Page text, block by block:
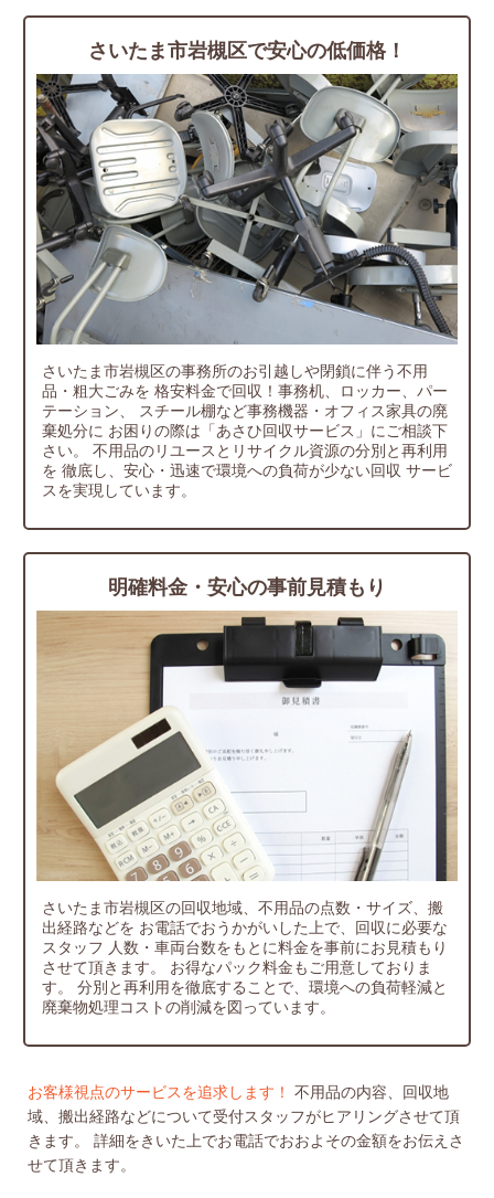
さいたま市岩槻区で安心の低価格！
さいたま市岩槻区の事務所のお引越しや閉鎖に伴う不用
品・粗大ごみを 格安料金で回収！事務机、ロッカー、パー
テーション、
スチール棚など事務機器・オフィス家具の廃
棄処分に お困りの際は「あさひ回収サービス」にご相談下
さい。
不用品のリユースとリサイクル資源の分別と再利用
を 徹底し、安心・迅速で環境への負荷が少ない回収 サービ
スを実現しています。
明確料金・安心の事前見積もり
さいたま市岩槻区の回収地域、不用品の点数・サイズ、搬
出経路などを お電話でおうかがいした上で、回収に必要な
スタッフ 人数・車両台数をもとに料金を事前にお見積もり
させて頂きます。
お得なパック料金もご用意しておりま
す。
分別と再利用を徹底することで、環境への負荷軽減と
廃棄物処理コストの削減を図っています。
お客様視点のサービスを追求します！
不用品の内容、回収地
域、搬出経路などについて受付スタッフがヒアリングさせて頂
きます。
詳細をきいた上でお電話でおおよその金額をお伝えさ
せて頂きます。